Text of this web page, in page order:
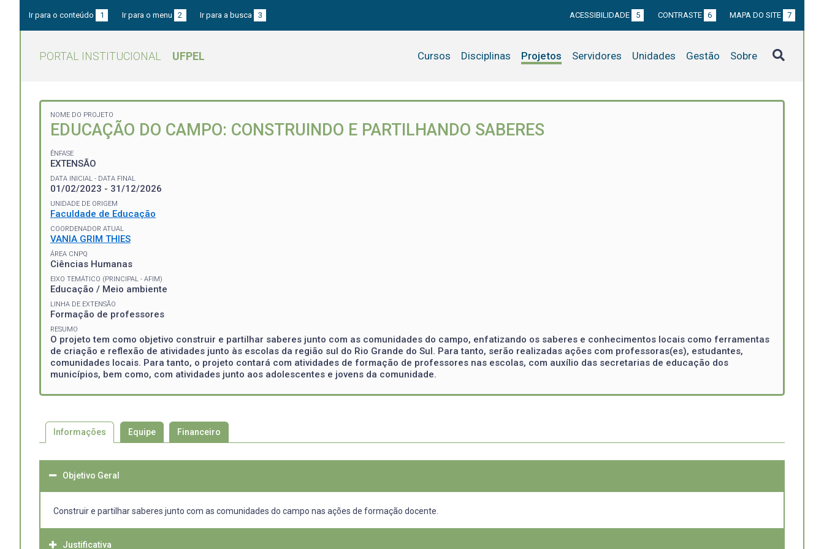
Ir para o conteúdo 1 Ir para o menu 2 Ir para a busca 3 ACESSIBILIDADE 5 CONTRASTE 6 MAPA DO SITE 7
PORTAL INSTITUCIONAL UFPEL Cursos Disciplinas Projetos Servidores Unidades Gestão Sobre
NOME DO PROJETO
EDUCAÇÃO DO CAMPO: CONSTRUINDO E PARTILHANDO SABERES
ÊNFASE
EXTENSÃO
DATA INICIAL - DATA FINAL
01/02/2023 - 31/12/2026
UNIDADE DE ORIGEM
Faculdade de Educação
COORDENADOR ATUAL
VANIA GRIM THIES
ÁREA CNPQ
Ciências Humanas
EIXO TEMÁTICO (PRINCIPAL - AFIM)
Educação / Meio ambiente
LINHA DE EXTENSÃO
Formação de professores
RESUMO
O projeto tem como objetivo construir e partilhar saberes junto com as comunidades do campo, enfatizando os saberes e conhecimentos locais como ferramentas
de criação e reflexão de atividades junto às escolas da região sul do Rio Grande do Sul. Para tanto, serão realizadas ações com professoras(es), estudantes,
comunidades locais. Para tanto, o projeto contará com atividades de formação de professores nas escolas, com auxílio das secretarias de educação dos
municípios, bem como, com atividades junto aos adolescentes e jovens da comunidade.
Informações Equipe Financeiro
Objetivo Geral
Construir e partilhar saberes junto com as comunidades do campo nas ações de formação docente.
Justificativa